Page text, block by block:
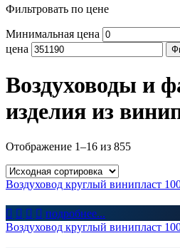
Фильтровать по цене
Минимальная цена
цена
Воздуховоды и
изделия из
Отображение 1–16 из 855
Воздуховод круглый винипласт
    подробнее...
Воздуховод круглый винипласт